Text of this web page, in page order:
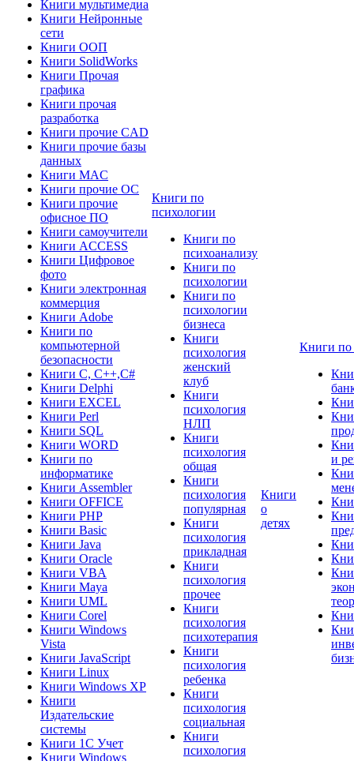
Книги мультимедиа
Книги Нейронные
сети
Книги ООП
Книги SolidWorks
Книги Прочая
графика
Книги прочая
разработка
Книги прочие CAD
Книги прочие базы
данных
Книги MAC
Книги прочие ОС
Книги прочие
офисное ПО
Книги самоучители
Книги ACCESS
Книги Цифровое
фото
Книги электронная
коммерция
Книги Adobe
Книги по
компьютерной
безопасности
Книги C, C++,С#
Книги Delphi
Книги EXCEL
Книги Perl
Книги SQL
Книги WORD
Книги по
информатике
Книги Assembler
Книги OFFICE
Книги PHP
Книги Basic
Книги Java
Книги Oracle
Книги VBA
Книги Maya
Книги UML
Книги Corel
Книги Windows
Vista
Книги JavaScript
Книги Linux
Книги Windows XP
Книги
Издательские
системы
Книги 1C Учет
Книги Windows
Книги по
психологии
Книги по
психоанализу
Книги по
психологии
Книги по
психологии
бизнеса
Книги
психология
женский
клуб
Книги
психология
НЛП
Книги
психология
общая
Книги
психология
популярная
Книги
психология
прикладная
Книги
психология
прочее
Книги
психология
психотерапия
Книги
психология
ребенка
Книги
психология
социальная
Книги
психология
Книги
о
детях
Книги по
и